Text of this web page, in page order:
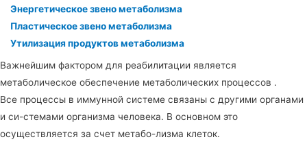
Энергетическое звено метаболизма
Пластическое звено метаболизма
Утилизация продуктов метаболизма
Важнейшим фактором для реабилитации является
метаболическое обеспечение метаболических процессов .
Все процессы в иммунной системе связаны с другими органами
и си-стемами организма человека. В основном это
осуществляется за счет метабо-лизма клеток.